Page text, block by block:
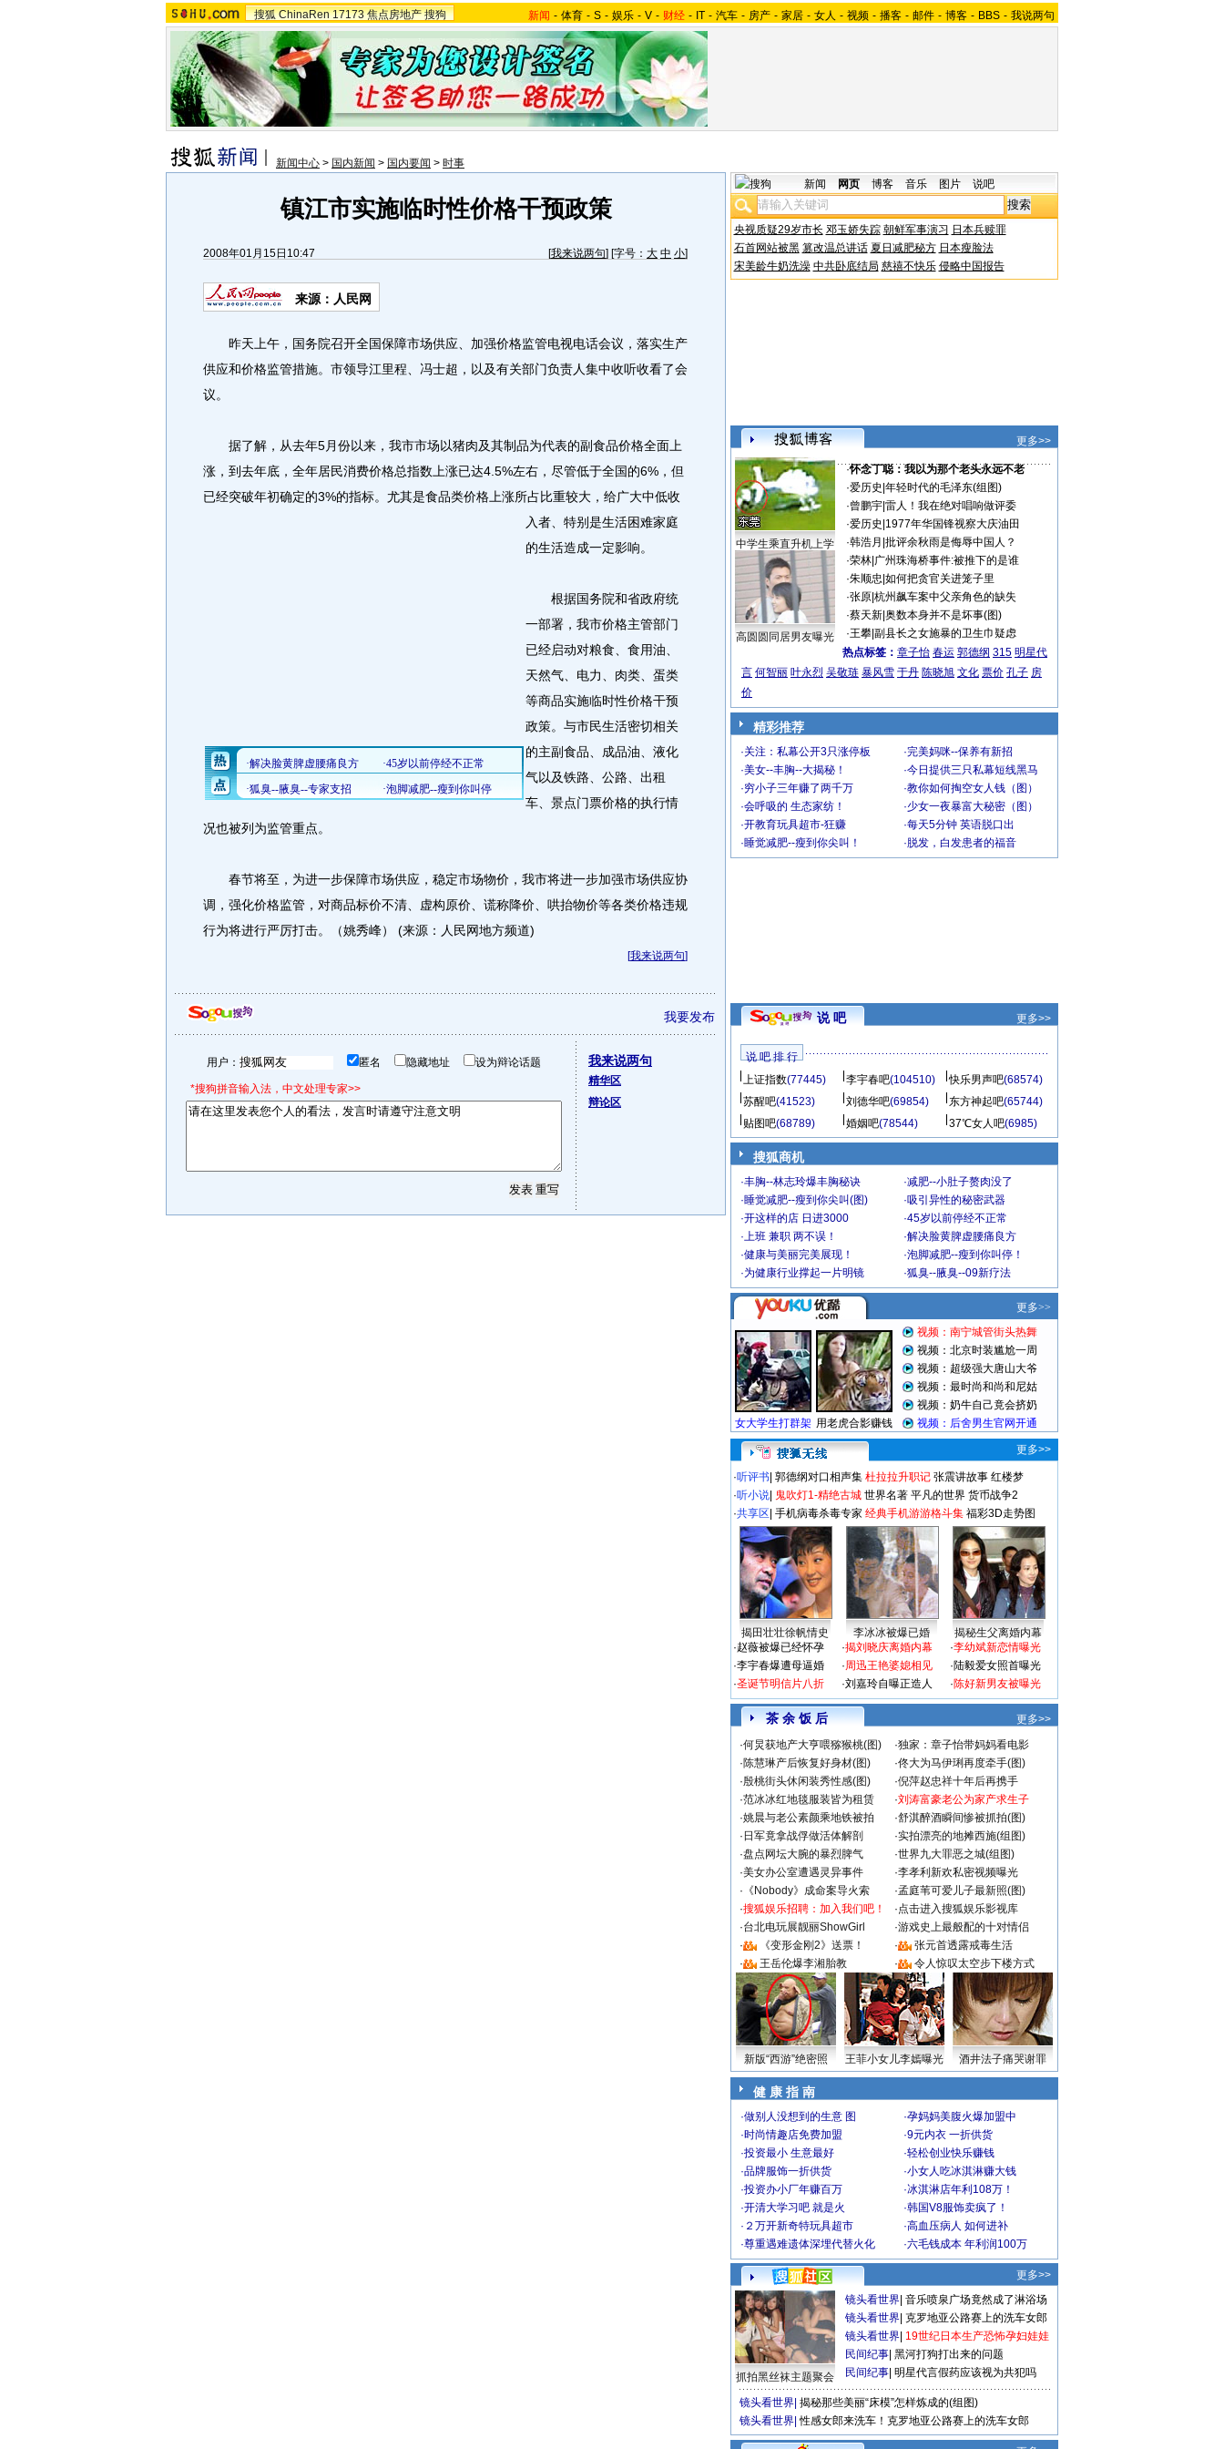
搜狐 ChinaRen 17173 焦点房地产 搜狗 新闻 - 体育 - S - 娱乐 - V - 财经 - IT - 汽车 - 房产 - 家居 - 女人 - 视频 - 播客 - 邮件 - 博客 - BBS - 我说两句
新闻中心 > 国内新闻 > 国内要闻 > 时事
镇江市实施临时性价格干预政策
2008年01月15日10:47 [我来说两句] [字号： 大 中 小]
来源：人民网
昨天上午，国务院召开全国保障市场供应、加强价格监管电视电话会议，落实生产
供应和价格监管措施。市领导江里程、冯士超，以及有关部门负责人集中收听收看了会
议。
据了解，从去年5月份以来，我市市场以猪肉及其制品为代表的副食品价格全面上
涨，到去年底，全年居民消费价格总指数上涨已达4.5%左右，尽管低于全国的6%，但
已经突破年初确定的3%的指标。 尤其是食品类价格上涨所占比重较大，给广大中低收
入者、特别是生活困难家庭
的生活造成一定影响。
根据国务院和省政府统
一部署，我市价格主管部门
已经启动对粮食、食用油、
天然气、电力、肉类、蛋类
等商品实施临时性价格干预
政策。与市民生活密切相关
的主副食品、成品油、液化
气以及铁路、公路、出租
车、景点门票价格的执行情
况也被列为监管重点。
春节将至，为进一步保障市场供应，稳定市场物价，我市将进一步加强市场供应协
调，强化价格监管，对商品标价不清、虚构原价、谎称降价、哄抬物价等各类价格违规
行为将进行严厉打击。（姚秀峰） (来源：人民网地方频道)
[我来说两句]
我要发布
用户： 匿名 隐藏地址 设为辩论话题
*搜狗拼音输入法，中文处理专家>>
我来说两句
精华区
辩论区
新闻 网页 博客 音乐 图片 说吧
央视质疑29岁市长 邓玉娇失踪 朝鲜军事演习 日本兵赎罪
石首网站被黑 篡改温总讲话 夏日减肥秘方 日本瘦脸法
宋美龄牛奶洗澡 中共卧底结局 慈禧不快乐 侵略中国报告
更多>>
中学生乘直升机上学
高圆圆同居男友曝光
·怀念丁聪：我以为那个老头永远不老
·爱历史 年轻时代的毛泽东(组图)
·曾鹏宇| 雷人！我在绝对唱响做评委
·爱历史 1977年华国锋视察大庆油田
·韩浩月 批评余秋雨是侮辱中国人？
·荣林| 广州珠海桥事件:被推下的是谁
·朱顺忠 如何把贪官关进笼子里
·张原| 杭州飙车案中父亲角色的缺失
·蔡天新| 奥数本身并不是坏事(图)
·王攀| 副县长之女施暴的卫生巾疑虑
热点标签： 章子怡 春运 郭德纲 315 明星代
言 何智丽 叶永烈 吴敬琏 暴风雪 于丹 陈晓旭 文化 票价 孔子 房
价
精彩推荐
·关注：私幕公开3只涨停板 ·完美妈咪--保养有新招
·美女--丰胸--大揭秘！ ·今日提供三只私幕短线黑马
·穷小子三年赚了两千万 ·教你如何掏空女人钱（图）
·会呼吸的 生态家纺！ ·少女一夜暴富大秘密（图）
·开教育玩具超市-狂赚 ·每天5分钟 英语脱口出
·睡觉减肥--瘦到你尖叫！ · 脱发，白发患者的福音
说 吧 更多>>
说 吧 排 行
上证指数(77445) 李宇春吧(104510) 快乐男声吧(68574)
苏醒吧(41523) 刘德华吧(69854) 东方神起吧(65744)
贴图吧(68789) 婚姻吧(78544) 37℃女人吧(6985)
搜狐商机
·丰胸--林志玲爆丰胸秘诀 ·减肥--小肚子赘肉没了
·睡觉减肥--瘦到你尖叫(图) ·吸引异性的秘密武器
·开这样的店 日进3000 ·45岁以前停经不正常
·上班 兼职 两不误！ ·解决脸黄脾虚腰痛良方
·健康与美丽完美展现！ ·泡脚减肥--瘦到你叫停！
·为健康行业撑起一片明镜 ·狐臭--腋臭--09新疗法
更多>>
·听评书 郭德纲对口相声集 杜拉拉升职记 张震讲故事 红楼梦
·听小说 鬼吹灯1-精绝古城 世界名著 平凡的世界 货币战争2
·共享区 手机病毒杀毒专家 经典手机游游格斗集 福彩3D走势图
揭田壮壮徐帆情史 李冰冰被爆已婚
揭秘生父离婚内幕
·赵薇被爆已经怀孕
·李宇春爆遭母逼婚
·圣诞节明信片八折
·揭刘晓庆离婚内幕
·周迅王艳婆媳相见
·刘嘉玲自曝正造人
·李幼斌新恋情曝光
·陆毅爱女照首曝光
·陈好新男友被曝光
茶 余 饭 后
更多>>
·何炅获地产大亨喂猕猴桃(图) ·独家：章子怡带妈妈看电影
·陈慧琳产后恢复好身材(图) ·佟大为马伊琍再度牵手(图)
·殷桃街头休闲装秀性感(图) ·倪萍赵忠祥十年后再携手
·范冰冰红地毯服装皆为租赁 ·刘涛富豪老公为家产求生子
·姚晨与老公素颜乘地铁被拍 ·舒淇醉酒瞬间惨被抓拍(图)
· 日军竟拿战俘做活体解剖 ·实拍漂亮的地摊西施(组图)
·盘点网坛大腕的暴烈脾气 ·世界九大罪恶之城(组图)
·美女办公室遭遇灵异事件 ·李孝利新欢私密视频曝光
· 《Nobody》成命案导火索 ·孟庭苇可爱儿子最新照(图)
·搜狐娱乐招聘：加入我们吧！ ·点击进入搜狐娱乐影视库
·台北电玩展靓丽ShowGirl ·游戏史上最般配的十对情侣
·
《变形金刚2》送票！ ·
张元首透露戒毒生活
·
王岳伦爆李湘胎教 · 令人惊叹太空步下楼方式
新版“西游”绝密照 王菲小女儿李嫣曝光 酒井法子痛哭谢罪
健 康 指 南
·做别人没想到的生意 图 ·孕妈妈美腹火爆加盟中
·时尚情趣店免费加盟 ·9元内衣 一折供货
·投资最小 生意最好 ·轻松创业快乐赚钱
·品牌服饰一折供货 ·小女人吃冰淇淋赚大钱
·投资办小厂年赚百万 ·冰淇淋店年利108万！
·开清大学习吧 就是火 ·韩国V8服饰卖疯了！
· ２万开新奇特玩具超市 ·高血压病人 如何进补
·尊重遇难遗体深埋代替火化 ·六毛钱成本 年利润100万
更多>>
抓拍黑丝袜主题聚会
镜头看世界 音乐喷泉广场竟然成了淋浴场
镜头看世界 克罗地亚公路赛上的洗车女郎
镜头看世界 19世纪日本生产恐怖孕妇娃娃
民间纪事 黑河打狗打出来的问题
民间纪事 明星代言假药应该视为共犯吗
镜头看世界 揭秘那些美丽“床模”怎样炼成的(组图)
镜头看世界 性感女郎来洗车！克罗地亚公路赛上的洗车女郎